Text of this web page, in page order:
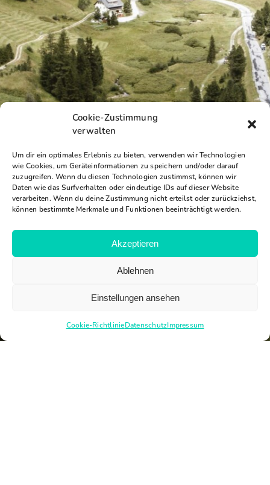
Cookie-Zustimmung
verwalten
Um dir ein optimales Erlebnis zu bieten, verwenden wir Technologien
wie Cookies, um Geräteinformationen zu speichern und/oder darauf
zuzugreifen. Wenn du diesen Technologien zustimmst, können wir
Daten wie das Surfverhalten oder eindeutige IDs auf dieser Website
verarbeiten. Wenn du deine Zustimmung nicht erteilst oder zurückziehst,
können bestimmte Merkmale und Funktionen beeinträchtigt werden.
Akzeptieren
Ablehnen
Einstellungen ansehen
Cookie-RichtlinieDatenschutzImpressum